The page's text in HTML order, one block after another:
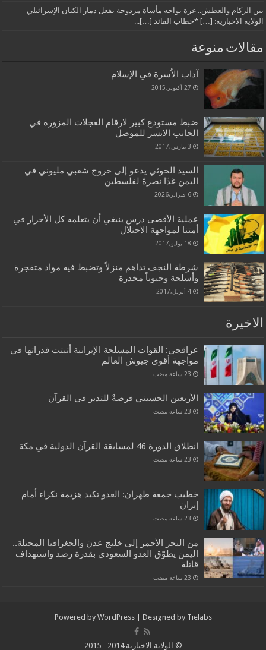
بين الركام والعطش.. غزة تواجه مأساة مزدوجة بفعل دمار الكيان الإسرائيلي -
الولاية الاخبارية: […] *خطاب القائد […]...
مقالات منوعة
آداب الاُسرة في الإسلام
27 أكتوبر,2015
ضبط مستودع كبير لارقام العجلات المزورة في
الجانب الايسر للموصل
3 مارس,2017
السيد الحوثي يدعو إلى خروج شعبي مليوني في
اليمن غدًا نصرةً لفلسطين
6 فبراير,2026
عملية الأقصى درس ينبغي أن يتعلمه كل الأحرار في
أمتنا لمواجهة الاحتلال
18 يوليو,2017
شرطة النجف تداهم منزلاً وتضبط فيه مواد متفجرة
وأسلحة وحبوباً مخدرة
4 أبريل,2017
الاخيرة
عراقجي: القوات المسلحة الإيرانية أثبتت قدراتها في
مواجهة أقوى جيوش العالم
الأربعين الحسيني فرصةٌ للتدبر في القرآن
انطلاق الدورة 46 لمسابقة القرآن الدولية في مكة
خطيب جمعة طهران: العدو تكبد هزيمة نكراء أمام
إيران
من البحر الأحمر إلى خليج عدن والجغرافيا المحتلة..
اليمن يطوّق العدو السعودي بقدرة رصد واستهداف
قاتلة
Powered by WordPress| Designed by Tielabs
© الولاية الاخبارية 2014 - 2015